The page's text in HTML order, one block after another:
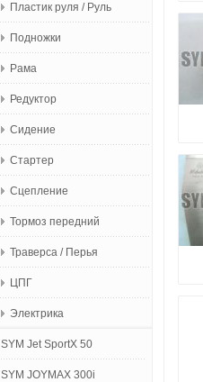
Пластик руля / Руль
Подножки
Рама
Редуктор
Сидение
Стартер
Сцепление
Тормоз передний
Траверса / Перья
ЦПГ
Электрика
SYM Jet SportX 50
SYM JOYMAX 300i